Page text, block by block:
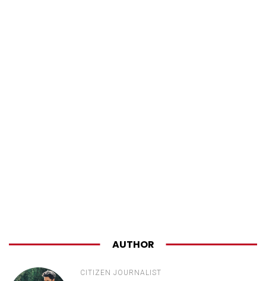
AUTHOR
CITIZEN JOURNALIST